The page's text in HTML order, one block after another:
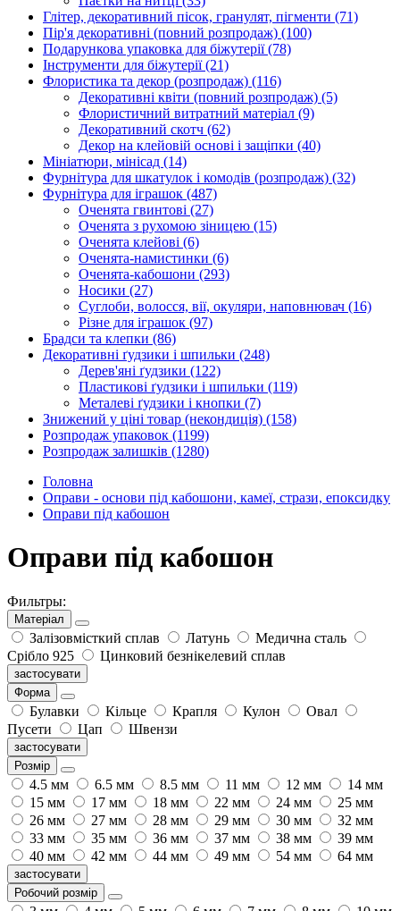
Глітер, декоративний пісок, гранулят, пігменти (71)
Пір'я декоративні (повний розпродаж) (100)
Подарункова упаковка для біжутерії(78)
Інструменти для біжутерії(21)
Флористика та декор (розпродаж) (116)
Декоративні квіти (повний розпродаж) (5)
Флористичний витратний матеріал (9)
Декоративний скотч (62)
Декор на клейовій основі і защіпки (40)
Мініатюри, мінісад (14)
Фурнітура для шкатулок і комодів (розпродаж) (32)
Фурнітура для іграшок (487)
Оченята гвинтові (27)
Оченята з рухомою зіницею (15)
Оченята клейові (6)
Оченята-намистинки (6)
Оченята-кабошони (293)
Носики (27)
Суглоби, волосся, вії, окуляри, наповнювач (16)
Різне для іграшок (97)
Брадси та клепки (86)
Декоративні ґудзики і шпильки (248)
Дерев'яні ґудзики (122)
Пластикові ґудзики і шпильки (119)
Металеві ґудзики і кнопки (7)
Знижений у ціні товар (некондиція) (158)
Розпродаж упаковок (1199)
Розпродаж залишків (1280)
Головна
Оправи - основи під кабошони, камеї, стрази, епоксидку
Оправи під кабошон
Оправи під кабошон
Фильтры:
Матеріал
Залізовмісткий сплав Латунь
Медична сталь
Срібло 925
Цинковий безнікелевий сплав
застосувати
Форма
Булавки Кільце Крапля Кулон
Овал
Пусети
Цап Швензи
застосувати
Розмір
4.5 мм 6.5 мм 8.5 мм 11 мм 12 мм
14 мм
15 мм
17 мм 18 мм 22 мм 24 мм
25 мм
26 мм
27 мм 28 мм 29 мм 30 мм
32 мм
33 мм
35 мм 36 мм 37 мм 38 мм
39 мм
40 мм
42 мм 44 мм 49 мм 54 мм 64 мм
застосувати
Робочий розмір